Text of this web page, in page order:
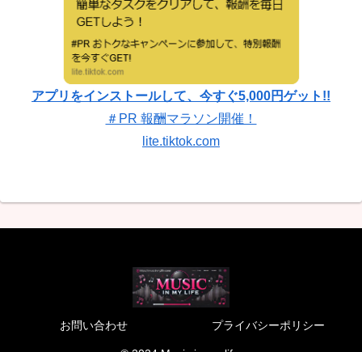
アプリをインストールして、今すぐ5,000円ゲット!!
＃PR 報酬マラソン開催！
lite.tiktok.com
お問い合わせ プライバシーポリシー